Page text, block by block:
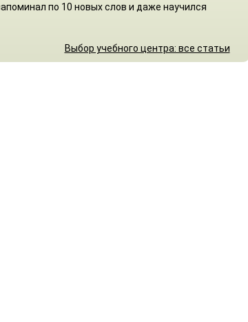
по 10 новых слов и даже научился
Выбор учебного центра: все статьи